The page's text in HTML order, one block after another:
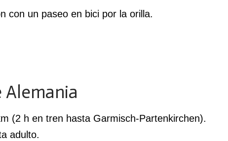
con un paseo en bici por la orilla.
Alemania
(2 h en tren hasta Garmisch-Partenkirchen).
adulto.